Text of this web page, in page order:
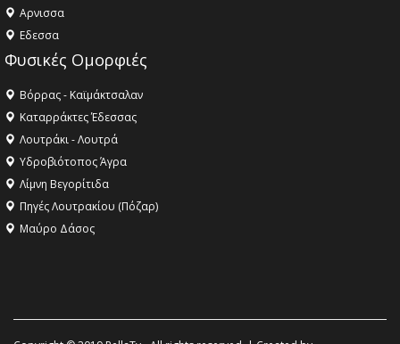
Aρνισσα
Eδεσσα
Φυσικές Ομορφιές
Βόρρας - Καϊμάκτσαλαν
Καταρράκτες Έδεσσας
Λουτράκι - Λουτρά
Υδροβιότοπος Άγρα
Λίμνη Βεγορίτιδα
Πηγές Λουτρακίου (Πόζαρ)
Μαύρο Δάσος